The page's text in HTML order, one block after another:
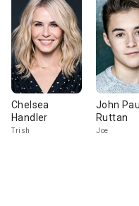
Chelsea
Handler
Trish
John Paul
Ruttan
Joe